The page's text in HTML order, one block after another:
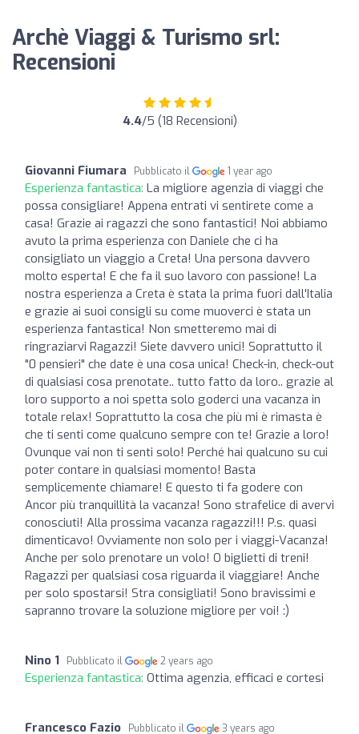
Archè Viaggi & Turismo srl:
Recensioni
4.4/5 (18 Recensioni)
Giovanni Fiumara Pubblicato il 1 year ago
Esperienza fantastica: La migliore agenzia di viaggi che
possa consigliare! Appena entrati vi sentirete come a
casa! Grazie ai ragazzi che sono fantastici! Noi abbiamo
avuto la prima esperienza con Daniele che ci ha
consigliato un viaggio a Creta! Una persona davvero
molto esperta! E che fa il suo lavoro con passione! La
nostra esperienza a Creta è stata la prima fuori dall'Italia
e grazie ai suoi consigli su come muoverci è stata un
esperienza fantastica! Non smetteremo mai di
ringraziarvi Ragazzi! Siete davvero unici! Soprattutto il
"0 pensieri" che date è una cosa unica! Check-in, check-out
di qualsiasi cosa prenotate.. tutto fatto da loro.. grazie al
loro supporto a noi spetta solo goderci una vacanza in
totale relax! Soprattutto la cosa che più mi è rimasta è
che ti senti come qualcuno sempre con te! Grazie a loro!
Ovunque vai non ti senti solo! Perché hai qualcuno su cui
poter contare in qualsiasi momento! Basta
semplicemente chiamare! E questo ti fa godere con
Ancor più tranquillità la vacanza! Sono strafelice di avervi
conosciuti! Alla prossima vacanza ragazzi!!! P.s. quasi
dimenticavo! Ovviamente non solo per i viaggi-Vacanza!
Anche per solo prenotare un volo! O biglietti di treni!
Ragazzi per qualsiasi cosa riguarda il viaggiare! Anche
per solo spostarsi! Stra consigliati! Sono bravissimi e
sapranno trovare la soluzione migliore per voi! :)
Nino 1 Pubblicato il 2 years ago
Esperienza fantastica: Ottima agenzia, efficaci e cortesi
Francesco Fazio Pubblicato il 3 years ago